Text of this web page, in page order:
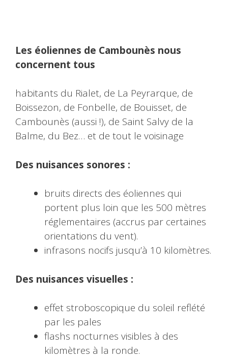
Les éoliennes de Cambounès nous
concernent tous
habitants du Rialet, de La Peyrarque, de
Boissezon, de Fonbelle, de Bouisset, de
Cambounès (aussi !), de Saint Salvy de la
Balme, du Bez… et de tout le voisinage
Des nuisances sonores :
bruits directs des éoliennes qui
portent plus loin que les 500 mètres
réglementaires (accrus par certaines
orientations du vent).
infrasons nocifs jusqu’à 10 kilomètres.
Des nuisances visuelles :
effet stroboscopique du soleil reflété
par les pales
flashs nocturnes visibles à des
kilomètres à la ronde.